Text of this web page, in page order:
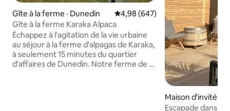
Gîte à la ferme · Dunedin Note moyenne de 4,98 sur 5,
4,98 (647)
Gîte à la ferme Karaka Alpaca
Échappez à l'agitation de la vie urbaine
au séjour à la ferme d'alpagas de Karaka,
à seulement 15 minutes du quartier
d'affaires de Dunedin. Notre ferme de 11
Maison d'invité ·
Escapade dans